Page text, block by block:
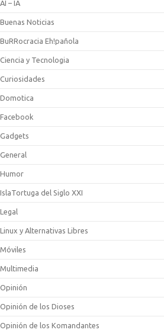
AI – IA
Buenas Noticias
BuRRocracia Eh!pañola
Ciencia y Tecnologia
Curiosidades
Domotica
Facebook
Gadgets
General
Humor
IslaTortuga del Siglo XXI
Legal
Linux y Alternativas Libres
Móviles
Multimedia
Opinión
Opinión de los Dioses
Opinión de los Komandantes